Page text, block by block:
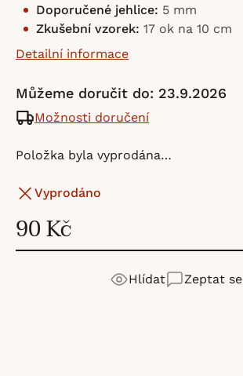
90 Kč
Vyprodáno
Můžeme doručit do: 23.9.2026
Možnosti doručení
Položka byla vyprodána…
Doporučené jehlice: 5 mm
Zkušební vzorek: 17 ok na 10 cm
Detailní informace
Zeptat se
Hlídat